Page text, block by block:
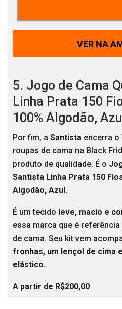
VER NA
5. Jogo de Cama
Linha Prata 150
100% Algodão,
Por fim, a Santista encerra o
roupas de cama na Black
produto de qualidade. É o
Santista Linha Prata 150
Algodão, Azul.
É um tecido leve, macio e
essa marca que é
de cama. Seu kit vem
fronhas, um lençol de cima
elástico.
A partir de R$200,00